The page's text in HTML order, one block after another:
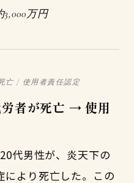
万円
亡 / 使用者責任認定
者が死亡 → 使用
代男性が、炎天下の
により死亡した。この